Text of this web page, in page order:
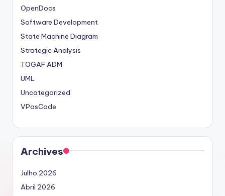
OpenDocs
Software Development
State Machine Diagram
Strategic Analysis
TOGAF ADM
UML
Uncategorized
VPasCode
Archives
Julho 2026
Abril 2026